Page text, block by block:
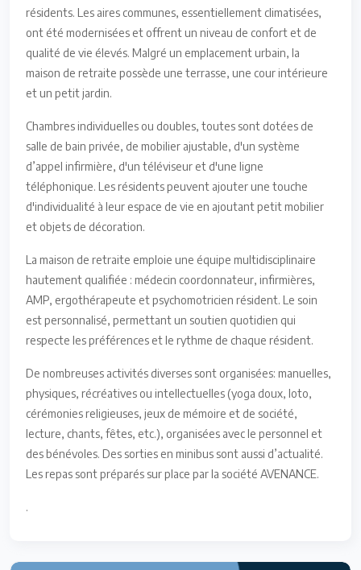
résidents. Les aires communes, essentiellement climatisées,
ont été modernisées et offrent un niveau de confort et de
qualité de vie élevés. Malgré un emplacement urbain, la
maison de retraite possède une terrasse, une cour intérieure
et un petit jardin.
Chambres individuelles ou doubles, toutes sont dotées de
salle de bain privée, de mobilier ajustable, d'un système
d’appel infirmière, d'un téléviseur et d'une ligne
téléphonique. Les résidents peuvent ajouter une touche
d'individualité à leur espace de vie en ajoutant petit mobilier
et objets de décoration.
La maison de retraite emploie une équipe multidisciplinaire
hautement qualifiée : médecin coordonnateur, infirmières,
AMP, ergothérapeute et psychomotricien résident. Le soin
est personnalisé, permettant un soutien quotidien qui
respecte les préférences et le rythme de chaque résident.
De nombreuses activités diverses sont organisées: manuelles,
physiques, récréatives ou intellectuelles (yoga doux, loto,
cérémonies religieuses, jeux de mémoire et de société,
lecture, chants, fêtes, etc.), organisées avec le personnel et
des bénévoles. Des sorties en minibus sont aussi d’actualité.
Les repas sont préparés sur place par la société AVENANCE.
.